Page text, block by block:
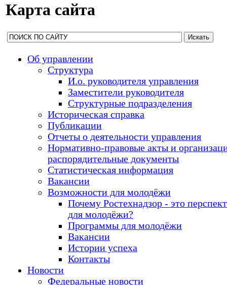
Карта сайта
Об управлении
Структура
И.о. руководителя управления
Заместители руководителя
Структурные подразделения
Историческая справка
Публикации
Отчеты о деятельности управления
Нормативно-правовые акты и
распорядительные документы
Статистическая информация
Вакансии
Возможности для молодёжи
Почему Ростехнадзор - это
для молодёжи?
Программы для молодёжи
Вакансии
Истории успеха
Контакты
Новости
Федеральные новости